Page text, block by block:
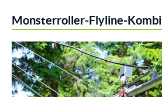
Monsterroller-Flyline-Kombi